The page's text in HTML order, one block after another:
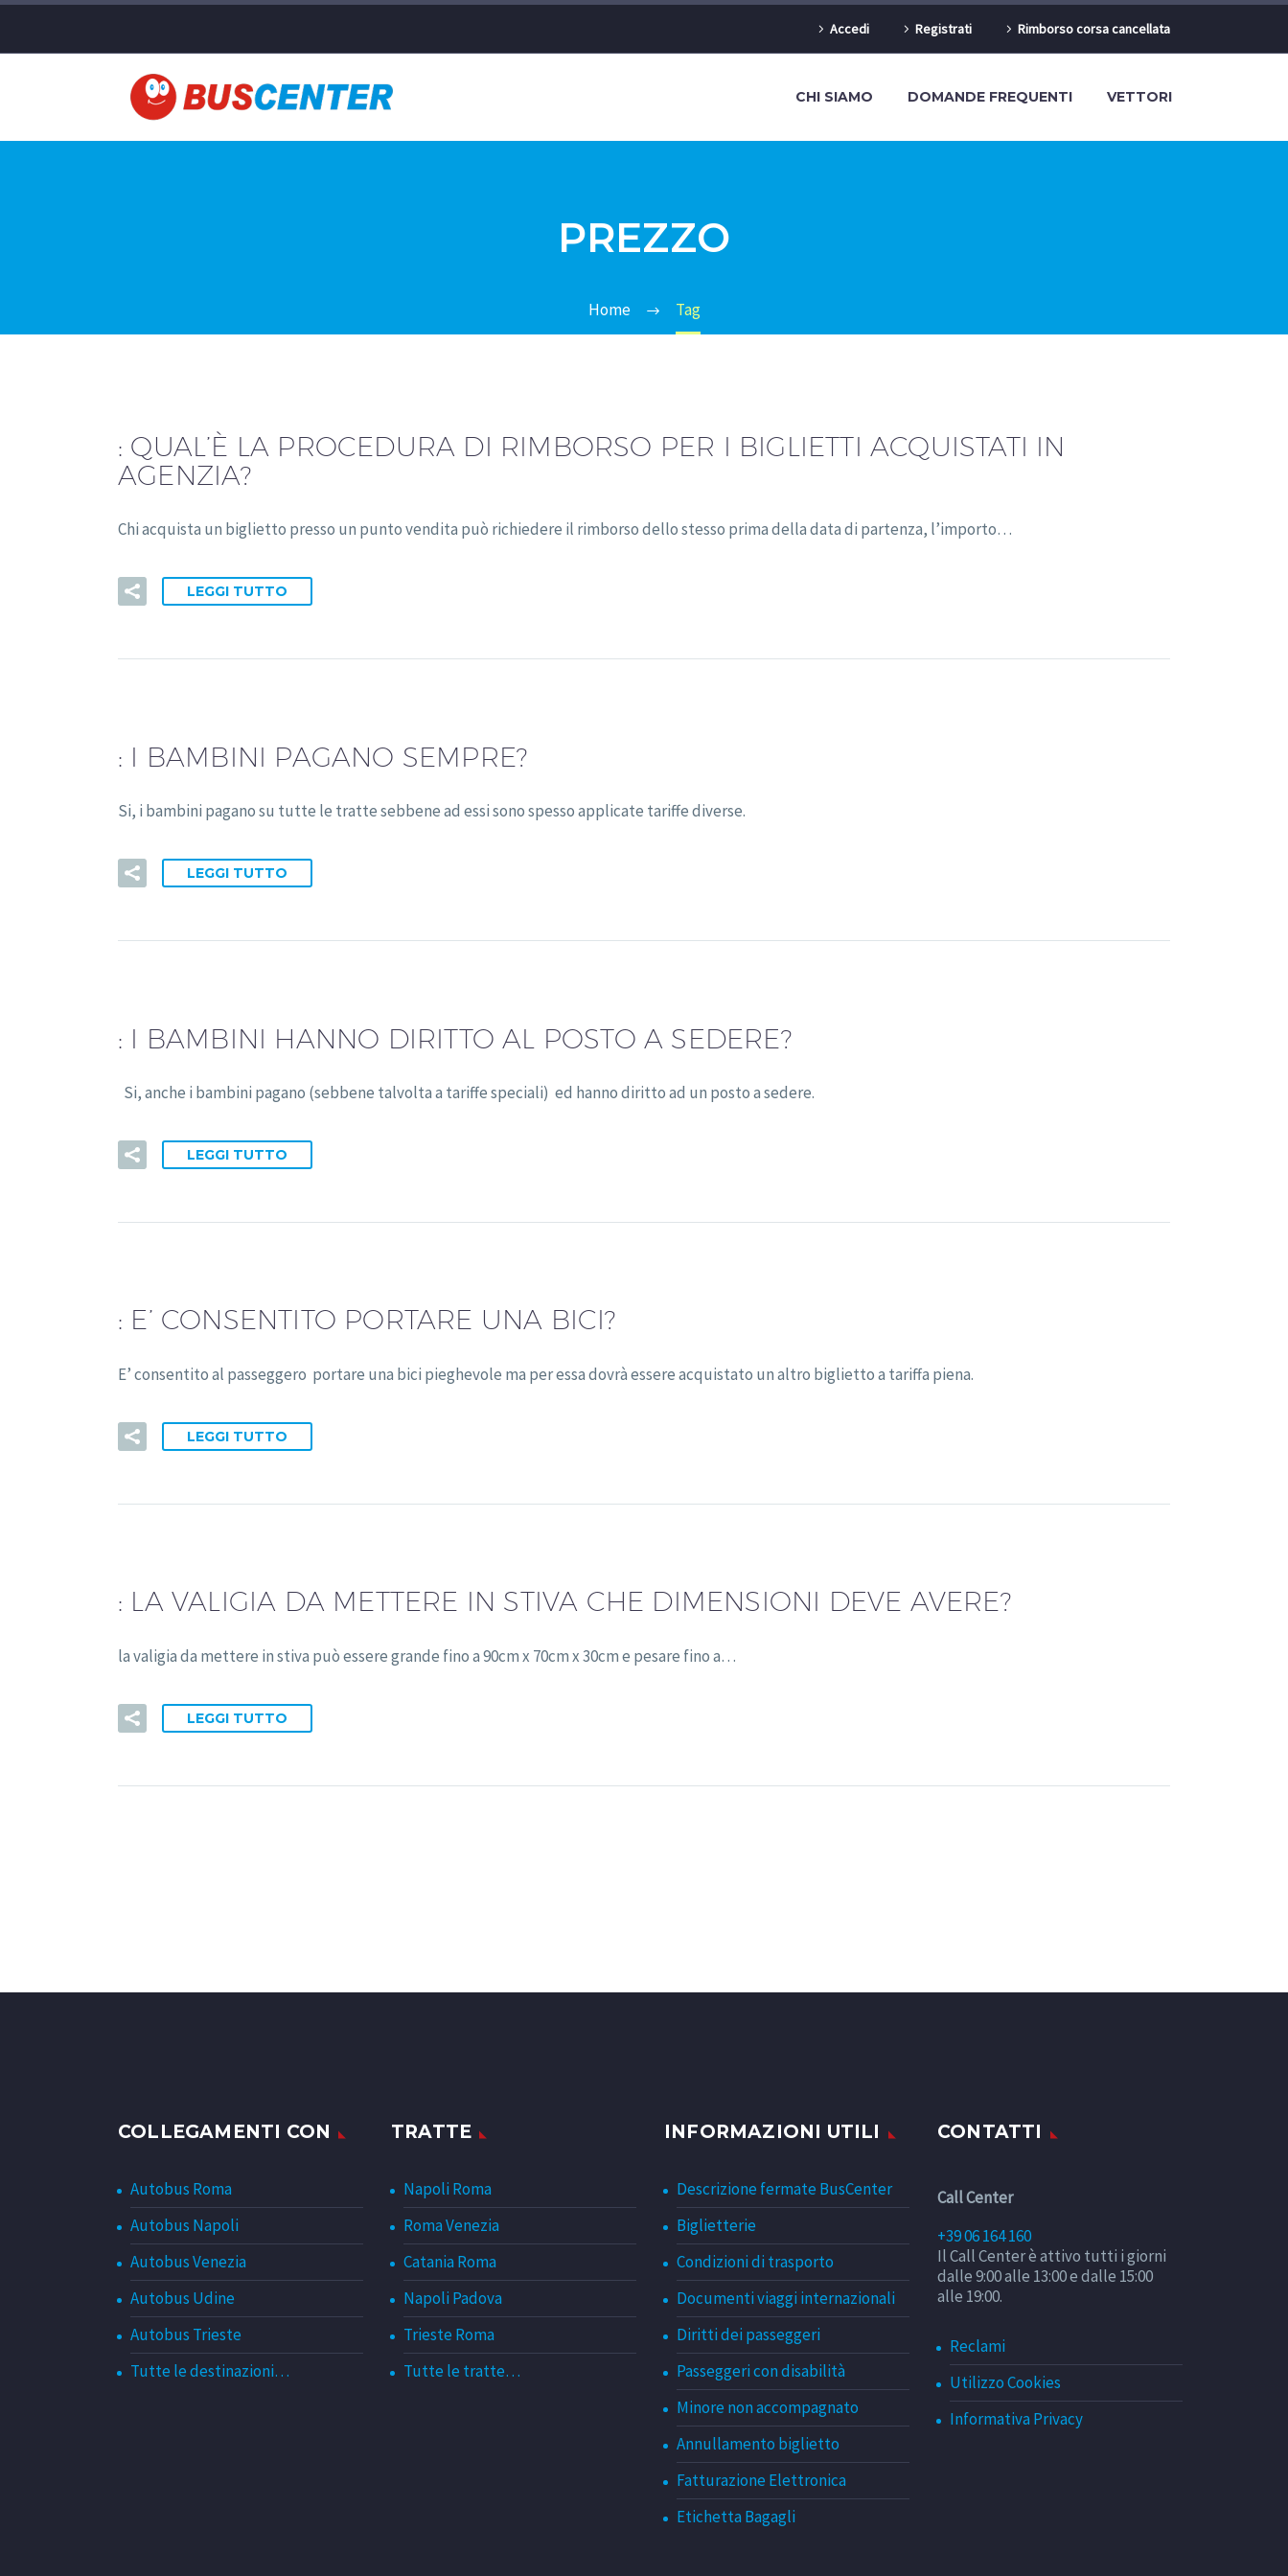
Accedi Registrati Rimborso corsa cancellata
CHI SIAMO DOMANDE FREQUENTI VETTORI
PREZZO
Home Tag
: QUAL’È LA PROCEDURA DI RIMBORSO PER I BIGLIETTI ACQUISTATI IN
AGENZIA?
Chi acquista un biglietto presso un punto vendita può richiedere il rimborso dello stesso prima della data di partenza, l’importo…
LEGGI TUTTO
: I BAMBINI PAGANO SEMPRE?
Si, i bambini pagano su tutte le tratte sebbene ad essi sono spesso applicate tariffe diverse.
LEGGI TUTTO
: I BAMBINI HANNO DIRITTO AL POSTO A SEDERE?
Si, anche i bambini pagano (sebbene talvolta a tariffe speciali) ed hanno diritto ad un posto a sedere.
LEGGI TUTTO
: E’ CONSENTITO PORTARE UNA BICI?
E’ consentito al passeggero portare una bici pieghevole ma per essa dovrà essere acquistato un altro biglietto a tariffa piena.
LEGGI TUTTO
: LA VALIGIA DA METTERE IN STIVA CHE DIMENSIONI DEVE AVERE?
la valigia da mettere in stiva può essere grande fino a 90cm x 70cm x 30cm e pesare fino a…
LEGGI TUTTO
COLLEGAMENTI CON
Autobus Roma
Autobus Napoli
Autobus Venezia
Autobus Udine
Autobus Trieste
Tutte le destinazioni…
TRATTE
Napoli Roma
Roma Venezia
Catania Roma
Napoli Padova
Trieste Roma
Tutte le tratte…
INFORMAZIONI UTILI
Descrizione fermate BusCenter
Biglietterie
Condizioni di trasporto
Documenti viaggi internazionali
Diritti dei passeggeri
Passeggeri con disabilità
Minore non accompagnato
Annullamento biglietto
Fatturazione Elettronica
Etichetta Bagagli
CONTATTI
Call Center
+39 06 164 160
Il Call Center è attivo tutti i giorni
dalle 9:00 alle 13:00 e dalle 15:00
alle 19:00.
Reclami
Utilizzo Cookies
Informativa Privacy